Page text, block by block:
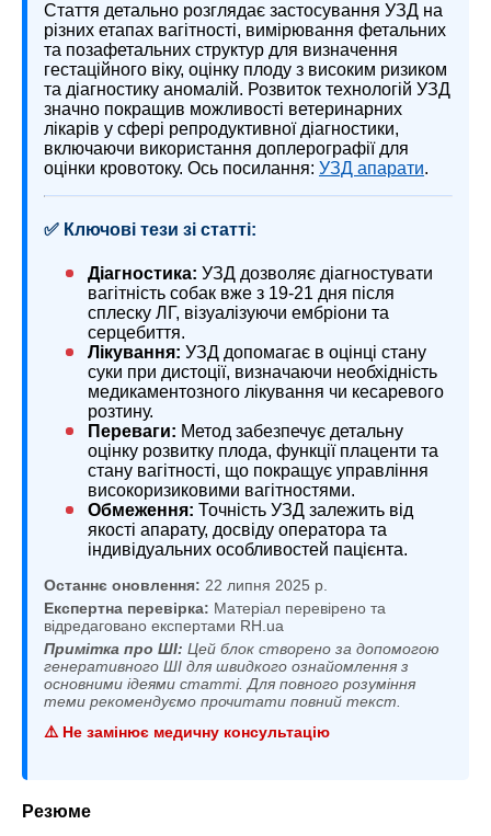
Стаття детально розглядає застосування УЗД на
різних етапах вагітності, вимірювання фетальних
та позафетальних структур для визначення
гестаційного віку, оцінку плоду з високим ризиком
та діагностику аномалій. Розвиток технологій УЗД
значно покращив можливості ветеринарних
лікарів у сфері репродуктивної діагностики,
включаючи використання доплерографії для
оцінки кровотоку. Ось посилання: УЗД апарати.
✅ Ключові тези зі статті:
Діагностика: УЗД дозволяє діагностувати
вагітність собак вже з 19-21 дня після
сплеску ЛГ, візуалізуючи ембріони та
серцебиття.
Лікування: УЗД допомагає в оцінці стану
суки при дистоції, визначаючи необхідність
медикаментозного лікування чи кесаревого
розтину.
Переваги: Метод забезпечує детальну
оцінку розвитку плода, функції плаценти та
стану вагітності, що покращує управління
високоризиковими вагітностями.
Обмеження: Точність УЗД залежить від
якості апарату, досвіду оператора та
індивідуальних особливостей пацієнта.
Останнє оновлення: 22 липня 2025 р.
Експертна перевірка: Матеріал перевірено та
відредаговано експертами RH.ua
Примітка про ШІ: Цей блок створено за допомогою
генеративного ШІ для швидкого ознайомлення з
основними ідеями статті. Для повного розуміння
теми рекомендуємо прочитати повний текст.
⚠️ Не замінює медичну консультацію
Резюме